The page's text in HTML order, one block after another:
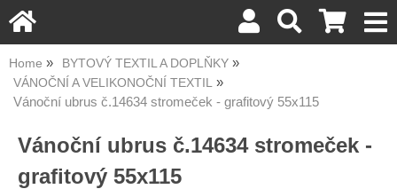
Home
BYTOVÝ TEXTIL A DOPLŇKY
VÁNOČNÍ A VELIKONOČNÍ TEXTIL
Vánoční ubrus č.14634 stromeček - grafitový 55x115
Vánoční ubrus č.14634 stromeček -
grafitový 55x115